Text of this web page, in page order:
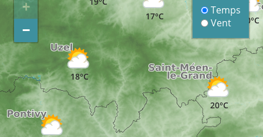
20°C
17°C
18°C
20°C
+
−
Temps
Vent